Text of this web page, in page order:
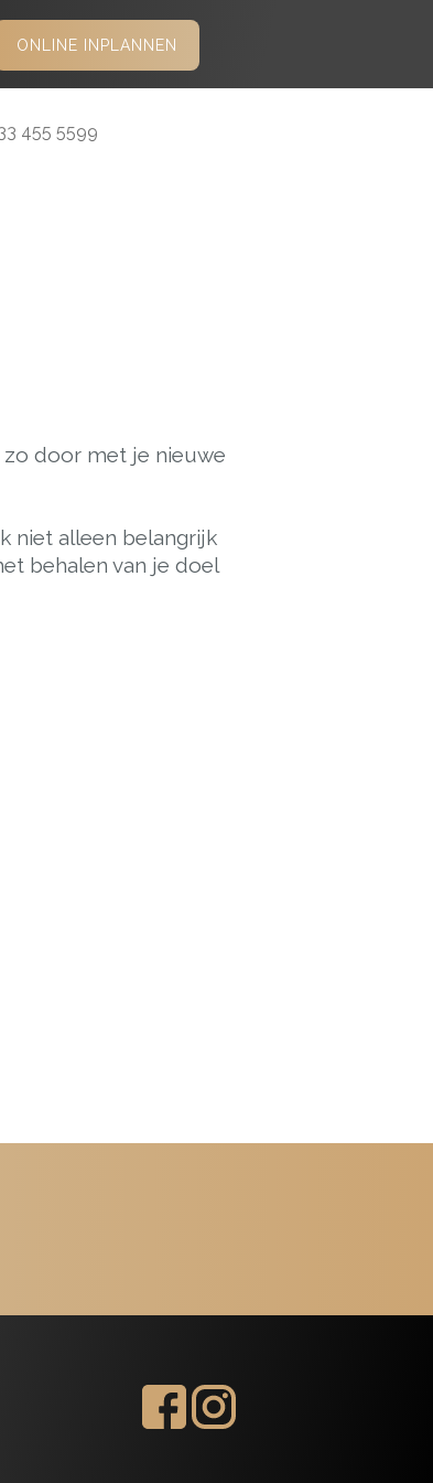
ONLINE INPLANNEN
455 5599
zo door met je nieuwe
niet alleen belangrijk
behalen van je doel